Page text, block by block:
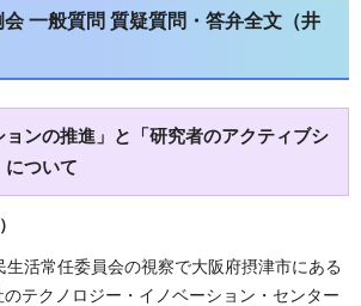
一般質問 質疑質問・答弁全文（井
ョンの推進」と「研究者のアクティブシ
について
活常任委員会の視察で大阪府摂津市にある
テクノロジー・イノベーション・センター